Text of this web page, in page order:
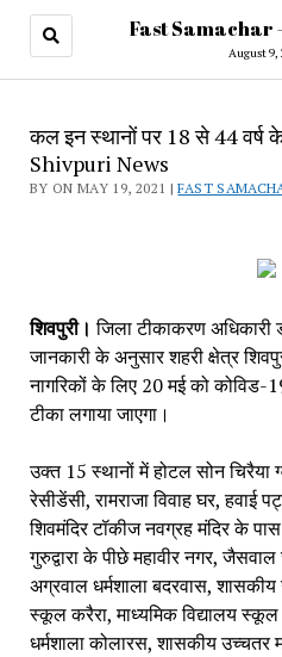
Fast Samachar
August 9,
कल इन स्थानों पर 18 से 44 वर्ष के
Shivpuri News
BY ON MAY 19, 2021 |FAST
शिवपुरी। जिला टीकाकरण
जानकारी के अनुसार शहरी क्षेत्र
नागरिकों के लिए 20 मई को कोविड-
टीका लगाया जाएगा।
उक्त 15 स्थानों में होटल सोन चिरैया
रेसीडेंसी, रामराजा विवाह घर, हवाई
शिवमंदिर टॉकीज नवग्रह मंदिर के
गुरुद्वारा के पीछे महावीर नगर,
अग्रवाल धर्मशाला बदरवास,
स्कूल करैरा, माध्यमिक विद्यालय
धर्मशाला कोलारस, शासकीय उच्चतर